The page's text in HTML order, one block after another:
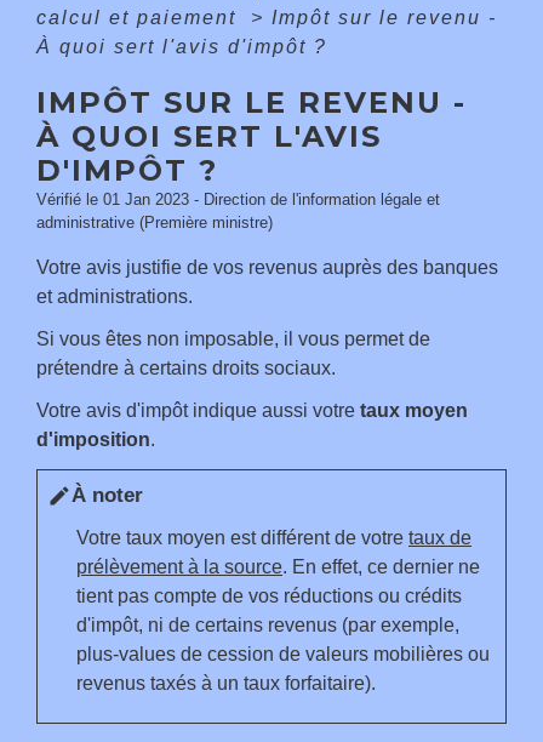
calcul et paiement
> Impôt sur le revenu -
À quoi sert l'avis d'impôt ?
IMPÔT SUR LE REVENU -
À QUOI SERT L'AVIS
D'IMPÔT ?
Vérifié le 01 Jan 2023 - Direction de l'information légale et
administrative (Première ministre)
Votre avis justifie de vos revenus auprès des banques
et administrations.
Si vous êtes non imposable, il vous permet de
prétendre à certains droits sociaux.
Votre avis d'impôt indique aussi votre taux moyen
d'imposition.
editÀ noter
Votre taux moyen est différent de votre taux de
prélèvement à la source. En effet, ce dernier ne
tient pas compte de vos réductions ou crédits
d'impôt, ni de certains revenus (par exemple,
plus-values de cession de valeurs mobilières ou
revenus taxés à un taux forfaitaire).